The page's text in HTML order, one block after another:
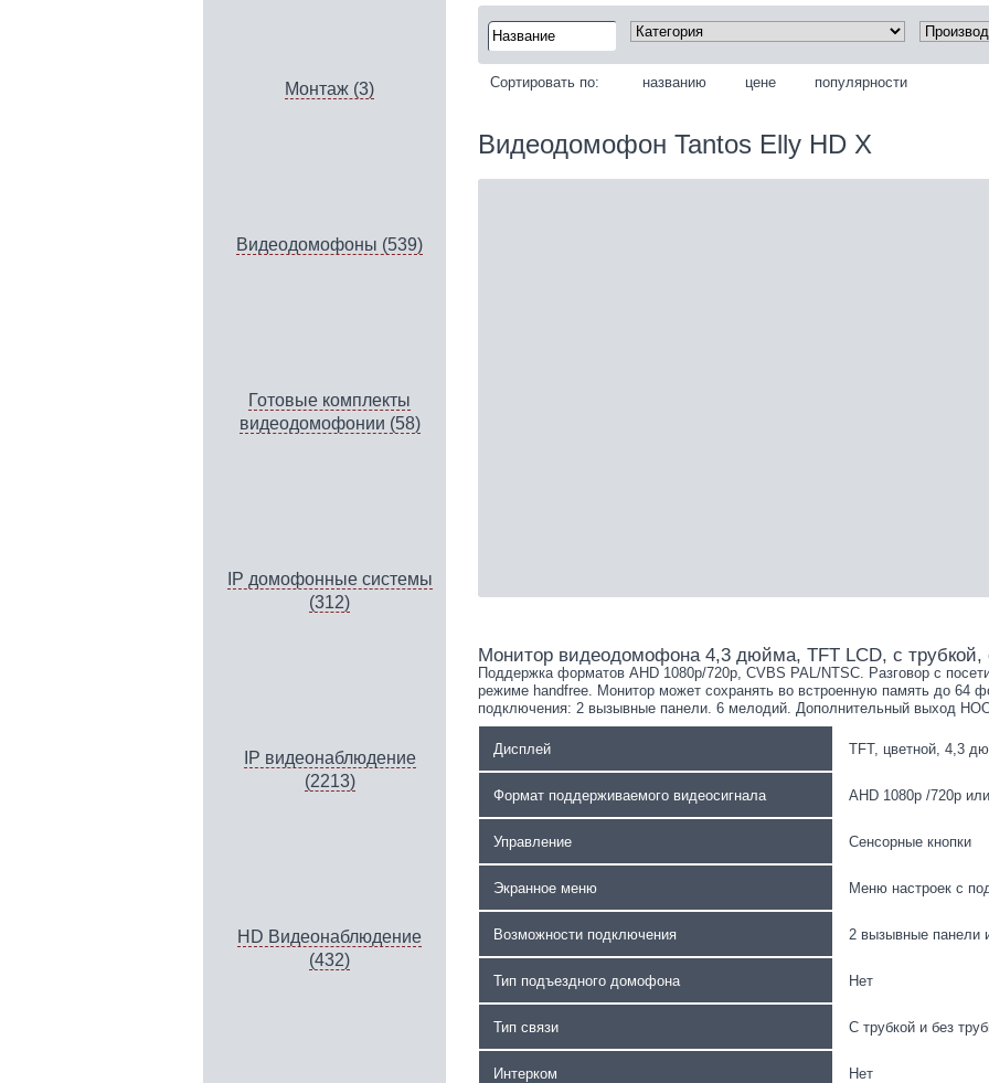
Монтаж (3)
Видеодомофоны (539)
Готовые комплекты
видеодомофонии (58)
IP домофонные системы
(312)
IP видеонаблюдение
(2213)
HD Видеонаблюдение
(432)
Сортировать по: названию цене популярности
Видеодомофон Tantos Elly HD X
Монитор видеодомофона 4,3 дюйма, TFT LCD, с трубкой,
Поддержка форматов AHD 1080р/720p, CVBS PAL/NTSC. Разговор с
режиме handfree. Монитор может сохранять во встроенную память до 64
подключения: 2 вызывные панели. 6 мелодий. Дополнительный выход
Дисплей TFT, цветной, 4,3
Формат поддерживаемого видеосигнала AHD 1080p /720p
Управление Сенсорные кнопки
Экранное меню Меню настроек с
Возможности подключения 2 вызывные панели
Тип подъездного домофона Нет
Тип связи С трубкой и без
Интерком Нет